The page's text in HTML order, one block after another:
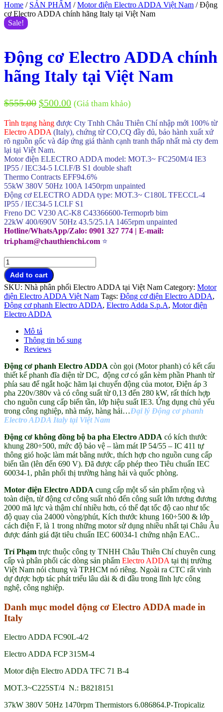
Home / SẢN PHẨM /Motor điện Electro ADDA Việt Nam / Động
cơ Electro ADDA chính hãng Italy tại Việt Nam
Sale!
Động cơ Electro ADDA chính
hãng Italy tại Việt Nam
$555.00 $500.00 (Giá tham khảo)
Tình trạng hàng được Cty Tnhh Châu Thiên Chí nhập mới 100% từ
Electro ADDA (Italy), chứng từ CO,CQ đầy đủ, bảo hành xuất xứ
rõ nguồn gốc và đáp ứng giá thành cạnh tranh thấp nhất mà cty đem
lại tại Việt Nam.
Motor điện ELECTRO ADDA model: MOT.3~ FC250M/4 IE3
IP55 / IEC34-5 I.CI.F/B S1 double shaft
Thermo Contracts EFF94.6%
55kW 380V 50Hz 100A 1450rpm unpainted
Động cơ ELECTRO ADDA type: MOT.3~ C180L TFECCL-4
IP55 / IEC34-5 I.CI.F S1
Freno DC V230 AC-K8 C43366600-Termoprb bim
22kW 400/690V 50Hz 43.5/25.1A 1465rpm unpainted
Hotline/WhatsApp/Zalo: 0901 327 774 | E-mail:
tri.pham@chauthienchi.com ⭐
Động
cơ
Electro
ADDA
chính
hãng
Italy
Việt
Nam
quantity
Add to cart
SKU: Nhà phân phối Electro ADDA tại Việt Nam Category: Motor
điện Electro ADDA Việt Nam Tags: Động cơ điện Electro ADDA,
Động cơ phanh Electro ADDA, Electro Adda S.p.A, Motor điện
Electro ADDA
Mô tả
Thông tin bổ sung
Reviews
Động cơ phanh Electro ADDA còn gọi (Motor phanh) có kết cấu
thiết kế phanh đĩa điện từ DC, động cơ có gắn kèm phần Phanh từ
phía sau để ngắt hoặc hãm lại chuyển động của motor, Điện áp 3
pha 220v/380v và có công suất từ 0,13 đến 280 kW, rất thích hợp
cho nguồn cung cấp biến tần, lớp hiệu suất IE3. Ứng dụng chủ yếu
trong công nghiệp, nhà máy, hàng hải…Đại lý Động cơ phanh
Electro ADDA Italy tại Việt Nam
Động cơ không đồng bộ ba pha Electro ADDA có kích thước
khung 280÷500, mức độ bảo vệ – làm mát IP 54/55 – IC 411 tự
thông gió hoặc làm mát bằng nước, thích hợp cho nguồn cung cấp
biến tần (lên đến 690 V). Đã được cấp phép theo Tiêu chuẩn IEC
60034-1, phân phối thị trường hàng hải và quốc phòng.
Motor điện Electro ADDA cung cấp một số sản phẩm rộng và
toàn diện, từ động cơ công suất nhỏ đến công suất lớn tương đương
2000 mã lực và thậm chí nhiều hơn, có thể đạt tốc độ cao như tốc
độ quay của 24000 vòng/phút, Kích thước khung 160÷500 & lớp
cách điện F, là 1 trong những motor sử dụng nhiều nhất tại Châu Âu
được đánh giá đặt tiêu chuẩn IEC 60034-1 chứng nhận EAC..
Trí Phạm trực thuộc công ty TNHH Châu Thiên Chí chuyên cung
cấp và phân phối các dòng sản phẩm Electro ADDA tại thị trường
Việt Nam nói chung và TP.HCM nó riêng. Ngoài ra CTC rất vinh
dự được hợp tác phát triểu lâu dài & đi đầu trong lĩnh lực công
nghệ, công nghiệp.
Danh mục model động cơ Electro ADDA made in
Italy
Electro ADDA FC90L-4/2
Electro ADDA FCP 315M-4
Motor điện Electro ADDA TFC 71 B-4
MOT.3~C225ST/4 N.: B8218151
37kW 380V 50Hz 1470rpm Thermistors 6.086864.P-Tropicaliz